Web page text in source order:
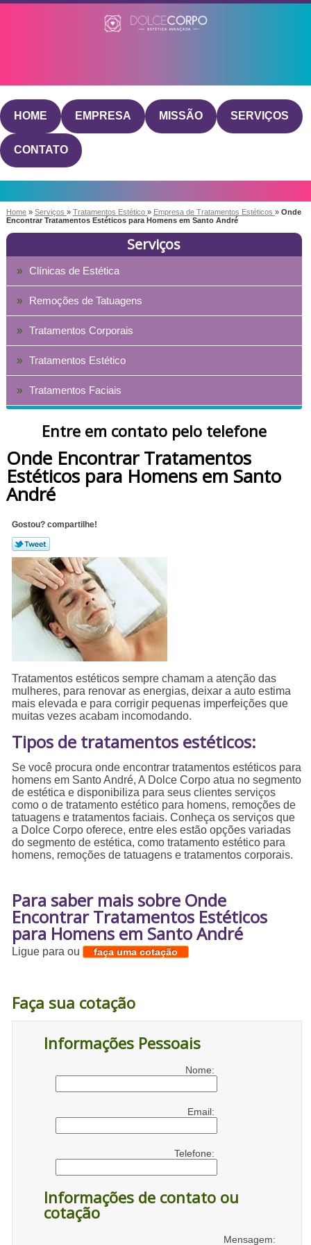
HOME EMPRESA MISSÃO SERVIÇOS
CONTATO
Home » Serviços » Tratamentos Estético » Empresa de Tratamentos Estéticos » Onde
Encontrar Tratamentos Estéticos para Homens em Santo André
Serviços
Clínicas de Estética
Remoções de Tatuagens
Tratamentos Corporais
Tratamentos Estético
Tratamentos Faciais
Entre em contato pelo telefone
Onde Encontrar Tratamentos
Estéticos para Homens em Santo
André
Gostou? compartilhe!
Tratamentos estéticos sempre chamam a atenção das
mulheres, para renovar as energias, deixar a auto estima
mais elevada e para corrigir pequenas imperfeições que
muitas vezes acabam incomodando.
Tipos de tratamentos estéticos:
Se você procura onde encontrar tratamentos estéticos para
homens em Santo André, A Dolce Corpo atua no segmento
de estética e disponibiliza para seus clientes serviços
como o de tratamento estético para homens, remoções de
tatuagens e tratamentos faciais. Conheça os serviços que
a Dolce Corpo oferece, entre eles estão opções variadas
do segmento de estética, como tratamento estético para
homens, remoções de tatuagens e tratamentos corporais.
Para saber mais sobre Onde
Encontrar Tratamentos Estéticos
para Homens em Santo André
Ligue paraou faça uma cotação
Faça sua cotação
Informações Pessoais
Nome:
Email:
Telefone:
Informações de contato ou
cotação
Mensagem: